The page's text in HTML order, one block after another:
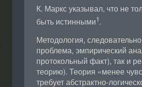
К. Маркс указывал, что не
быть истинными1.
Методология,
проблема, эмпирический
протокольный факт), так и
теорию). Теория «менее
требует абстрактно-